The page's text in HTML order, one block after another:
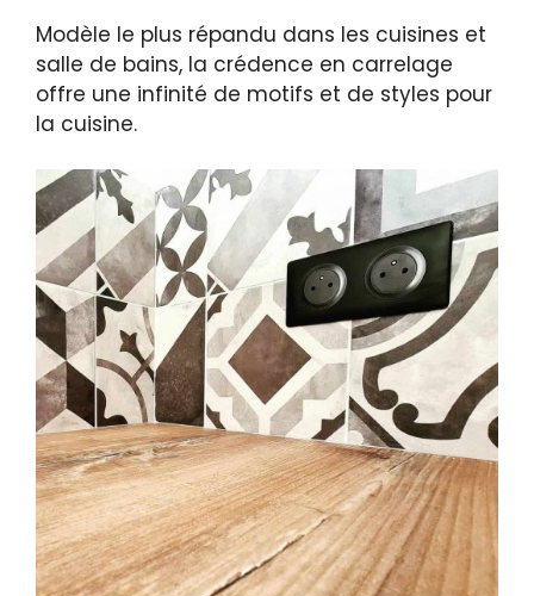
Modèle le plus répandu dans les cuisines et
salle de bains, la crédence en carrelage
offre une infinité de motifs et de styles pour
la cuisine.